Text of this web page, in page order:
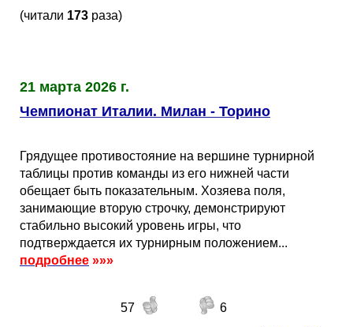
(читали 173 раза)
21 марта 2026 г.
Чемпионат Италии. Милан - Торино
Грядущее противостояние на вершине турнирной
таблицы против команды из его нижней части
обещает быть показательным. Хозяева поля,
занимающие вторую строчку, демонстрируют
стабильно высокий уровень игры, что
подтверждается их турнирным положением...
подробнее »»»
57
6